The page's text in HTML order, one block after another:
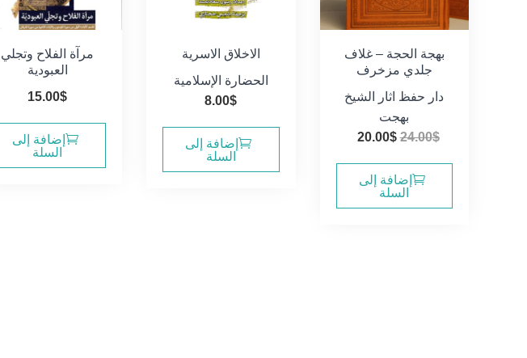
بهجة الحجة – غلاف
جلدي مزخرف
دار حفظ اثار الشيخ
بهجت
24.00$
السعر
هو:
24.00$.
20.00$
إضافة إلى
السلة
الاخلاق الاسرية
الحضارة الإسلامية
8.00$
إضافة إلى
السلة
مرآة الفلاح وتجلي
العبودية
15.00$
إضافة إلى
السلة